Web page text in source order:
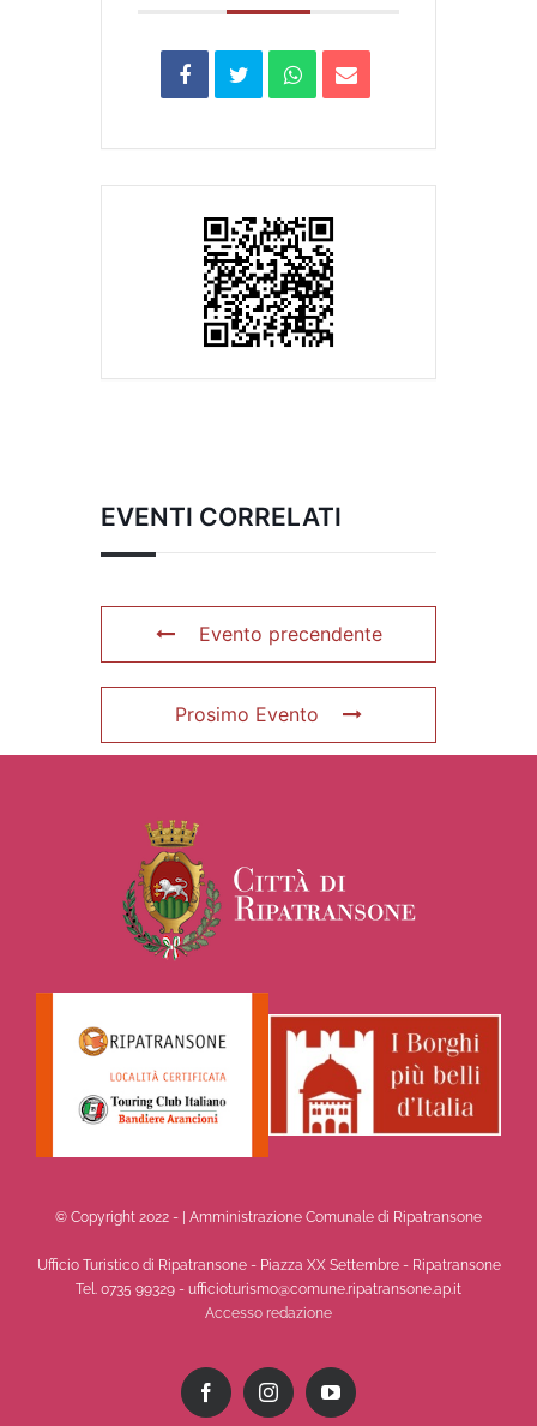
EVENTI CORRELATI
Evento precendente
Prosimo Evento
© Copyright 2022 - | Amministrazione Comunale di Ripatransone
Ufficio Turistico di Ripatransone - Piazza XX Settembre - Ripatransone
Tel. 0735 99329 - ufficioturismo@comune.ripatransone.ap.it
Accesso redazione
FacebookInstagramYouTube